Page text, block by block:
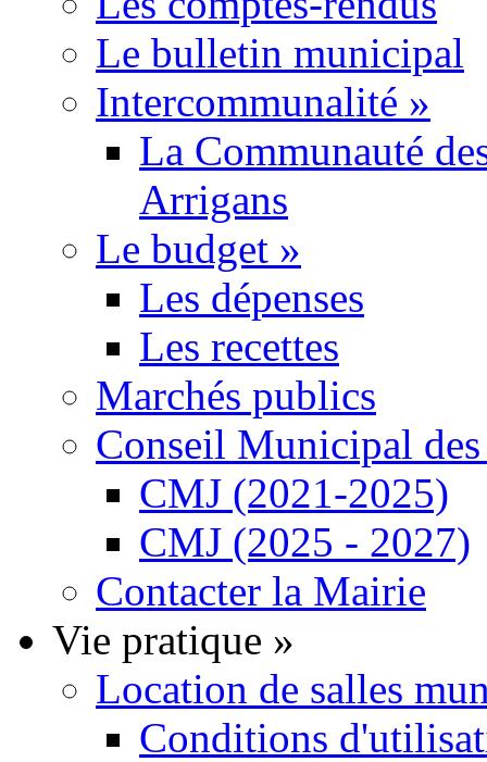
Le bulletin municipal
Intercommunalité »
La Communauté
Arrigans
Le budget »
Les dépenses
Les recettes
Marchés publics
Conseil Municipal
CMJ (2021-2025)
CMJ (2025 - 2027)
Contacter la Mairie
Vie pratique »
Location de salles
Conditions